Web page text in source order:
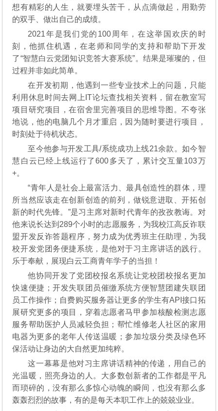
想有精彩的人生，就要埋头苦干，从点滴做起，用勤劳
的双手、做出自己的成绩。
2021年是我们党的100周年，在这举国欢庆的时
刻，他抓住机遇，在老师和同学的支持和帮助下开发
了“智慧白云党团知识竞答大赛系统”。结果是璀璨的，但
过程并非如此简单。
在开发初期，他遇到一些专业技术上的问题，只能
利用休息时间去网上IT论坛查找相关资料，留在教室写
项目研究项目，在宿舍里完善项目的思维导图。不夸张
地说，他的电脑几个月才重启，因为随时要进行项目，
时刻处于待机状态。
至今他参与开发工具/系统成功上线21余款。如今智
慧白云已经上线运行了600多天了，累计交互量103万
+。
“青年人是社会上最富活力、最具创造性的群体，理
所当然应该走在创新创造的前列，做锐意进取、开拓创
新的时代先锋。”是习主席对新时代青年的孜孜教诲。对
他来说长达到289个小时的志愿服务，为我校江高反诈联
盟开发反诈答题程序，努力成为优秀班主任助理，为我
校开发党团务便捷系统，是他对于习主席讲话的践行。
乐于奉献，展现白云工商青年学子的当担！
他协同开发了党团校报名系统让党校团校报名更加
快速便捷；开发失联团员催缴系统方便智慧团建失联团
员工作操作；自费购买服务器让更多的学生有API接口拓
展研究更多的项目，穿着志愿者马甲参加核酸检测志愿
服务帮助医护人员减轻负担；帮忙维修老人社区的家用
电器为更多的老年人传送温暖；参加垃圾分类及绿色环
保活动让身边的大自然更加纯粹。
这一幕幕是他对习主席讲话精神的传递，用自己的
光温暖，照亮身边的人。大多数创新者的工作都是平凡
而琐碎的，没有那么多惊心动魄的瞬间，也没有那么多
轰轰烈烈的故事，有的是每天本职工作上的兢兢业业。